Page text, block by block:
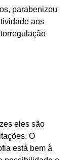
parabenizou
aos
eles são
O
está bem à